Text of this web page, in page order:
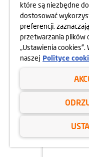
DBAMY
które są niezbędne
dostosować
preferencji,
przetwarzania plików
„Ustawienia
naszej Polityce